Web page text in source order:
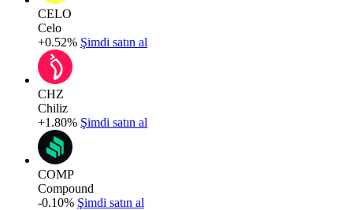
CELO
Celo
+0.52% Şimdi satın al
CHZ
Chiliz
+1.80% Şimdi satın al
COMP
Compound
-0.10% Şimdi satın al